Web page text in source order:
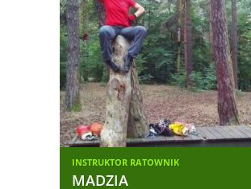
INSTRUKTOR RATOWNIK
MADZIA